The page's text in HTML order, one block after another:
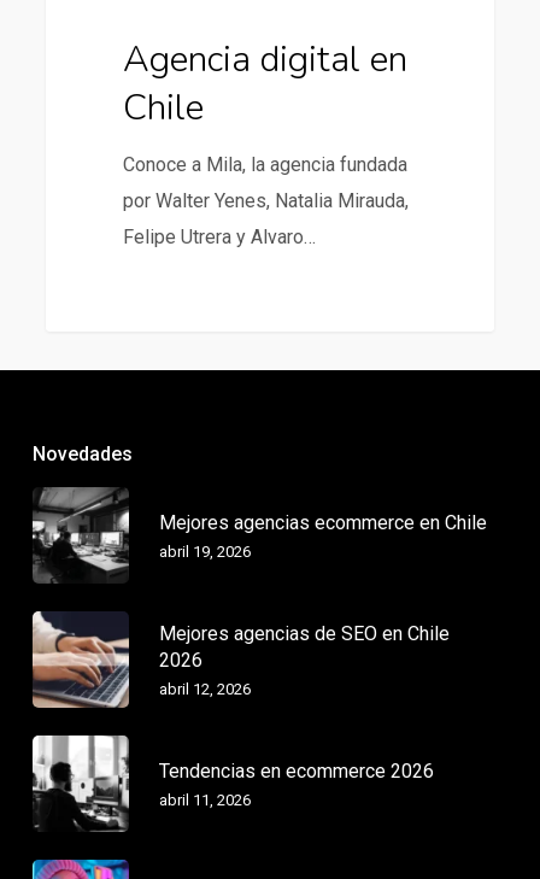
Agencia digital en
Chile
Conoce a Mila, la agencia fundada
por Walter Yenes, Natalia Mirauda,
Felipe Utrera y Alvaro…
Novedades
Mejores agencias ecommerce en Chile
abril 19, 2026
Mejores agencias de SEO en Chile
2026
abril 12, 2026
Tendencias en ecommerce 2026
abril 11, 2026